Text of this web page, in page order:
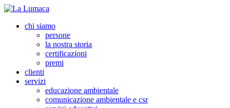
chi siamo
persone
la nostra storia
certificazioni
premi
clienti
servizi
educazione ambientale
comunicazione ambientale e csr